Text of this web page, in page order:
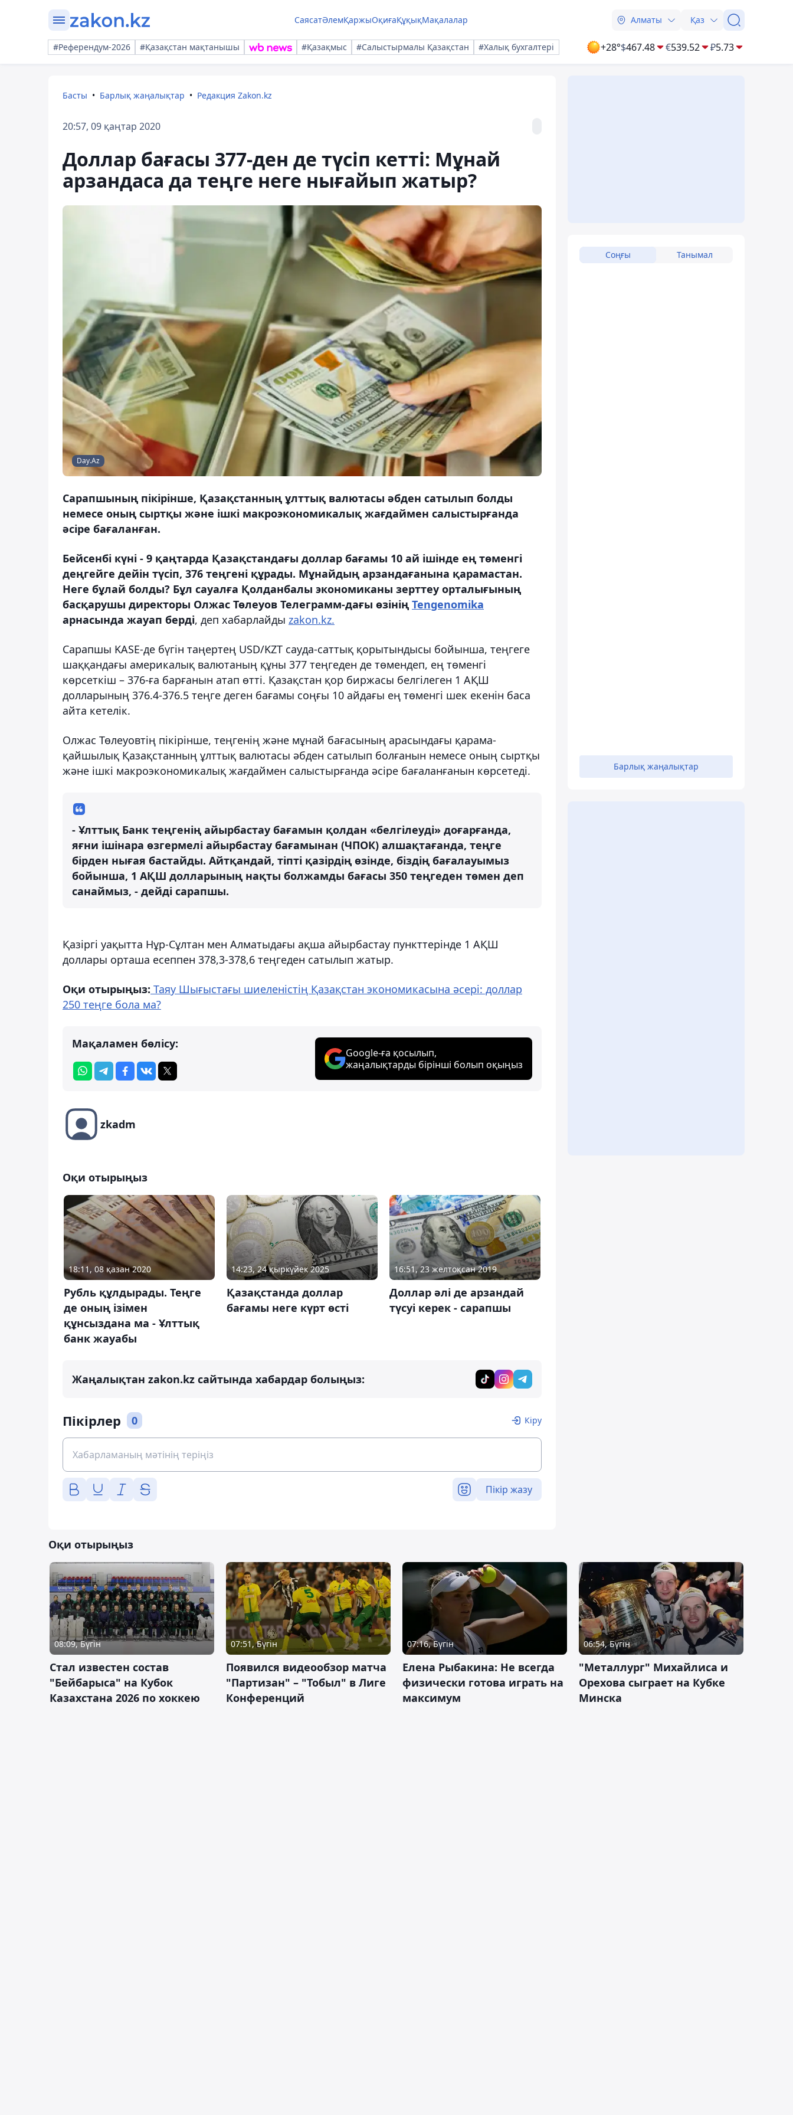
СаясатӘлемҚаржыОқиғаҚұқықМақалалар Алматы Қаз
#Референдум-2026 #Қазақстан мақтанышы #Қазақмыс #Салыстырмалы Қазақстан #Халық бухгалтері +28°$467.48 €539.52 ₽5.73
Басты Барлық жаңалықтар Редакция Zakon.kz
20:57, 09 қаңтар 2020
Доллар бағасы 377-ден де түсіп кетті: Мұнай
арзандаса да теңге неге нығайып жатыр?
Day.Az
Сарапшының пікірінше, Қазақстанның ұлттық валютасы әбден сатылып болды
немесе оның сыртқы және ішкі макроэкономикалық жағдаймен салыстырғанда
әсіре бағаланған.
Бейсенбі күні - 9 қаңтарда Қазақстандағы доллар бағамы 10 ай ішінде ең төменгі
деңгейге дейін түсіп, 376 теңгені құрады. Мұнайдың арзандағанына қарамастан.
Неге бұлай болды? Бұл сауалға Қолданбалы экономиканы зерттеу орталығының
басқарушы директоры Олжас Төлеуов Телеграмм-дағы өзінің Tengenomika
арнасында жауап берді, деп хабарлайды zakon.kz.
Сарапшы KASE-де бүгін таңертең USD/KZT сауда-саттық қорытындысы бойынша, теңгеге
шаққандағы америкалық валютаның құны 377 теңгеден де төмендеп, ең төменгі
көрсеткіш – 376-ға барғанын атап өтті. Қазақстан қор биржасы белгілеген 1 АҚШ
долларының 376.4-376.5 теңге деген бағамы соңғы 10 айдағы ең төменгі шек екенін баса
айта кетелік.
Олжас Төлеуовтің пікірінше, теңгенің және мұнай бағасының арасындағы қарама-
қайшылық Қазақстанның ұлттық валютасы әбден сатылып болғанын немесе оның сыртқы
және ішкі макроэкономикалық жағдаймен салыстырғанда әсіре бағаланғанын көрсетеді.
- Ұлттық Банк теңгенің айырбастау бағамын қолдан «белгілеуді» доғарғанда,
яғни ішінара өзгермелі айырбастау бағамынан (ЧПОК) алшақтағанда, теңге
бірден нығая бастайды. Айтқандай, тіпті қазірдің өзінде, біздің бағалауымыз
бойынша, 1 АҚШ долларының нақты болжамды бағасы 350 теңгеден төмен деп
санаймыз, - дейді сарапшы.
Қазіргі уақытта Нұр-Сұлтан мен Алматыдағы ақша айырбастау пункттерінде 1 АҚШ
доллары орташа есеппен 378,3-378,6 теңгеден сатылып жатыр.
Оқи отырыңыз: Таяу Шығыстағы шиеленістің Қазақстан экономикасына әсері: доллар
250 теңге бола ма?
Мақаламен бөлісу:
Google-ға қосылып,
жаңалықтарды бірінші болып оқыңыз
zkadm
Оқи отырыңыз
18:11, 08 қазан 2020
Рубль құлдырады. Теңге
де оның ізімен
құнсыздана ма - Ұлттық
банк жауабы
14:23, 24 қыркүйек 2025
Қазақстанда доллар
бағамы неге күрт өсті
16:51, 23 желтоқсан 2019
Доллар әлі де арзандай
түсуі керек - сарапшы
Жаңалықтан zakon.kz сайтында хабардар болыңыз:
Пікірлер 0 Кіру
Пікір жазу
Соңғы Танымал
Барлық жаңалықтар
Оқи отырыңыз
08:09, Бүгін
Стал известен состав
"Бейбарыса" на Кубок
Казахстана 2026 по хоккею
07:51, Бүгін
Появился видеообзор матча
"Партизан" – "Тобыл" в Лиге
Конференций
07:16, Бүгін
Елена Рыбакина: Не всегда
физически готова играть на
максимум
06:54, Бүгін
"Металлург" Михайлиса и
Орехова сыграет на Кубке
Минска